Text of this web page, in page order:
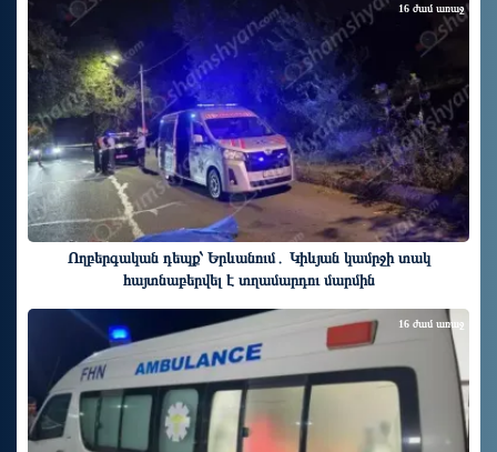
Ողբերգական դեպք՝ Երևանում․ Կիևյան կամրջի տակ
հայտնաբերվել է տղամարդու մարմին
16 ժամ առաջ
16 ժամ առաջ